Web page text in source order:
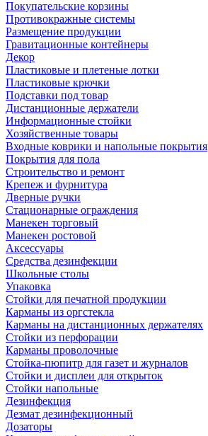
Покупательские корзины
Противокражные системы
Размещение продукции
Гравитационные контейнеры
Декор
Пластиковые и плетеные лотки
Пластиковые крючки
Подставки под товар
Дистанционные держатели
Информационные стойки
Хозяйственные товары
Входные коврики и напольные покрытия
Покрытия для пола
Строительство и ремонт
Крепеж и фурнитура
Дверные ручки
Стационарные ограждения
Манекен торговый
Манекен ростовой
Аксессуары
Средства дезинфекции
Школьные столы
Упаковка
Стойки для печатной продукции
Карманы из оргстекла
Карманы на дистанционных держателях
Стойки из перфорации
Карманы проволочные
Стойка-пюпитр для газет и журналов
Стойки и дисплеи для открыток
Стойки напольные
Дезинфекция
Дезмат дезинфекционный
Дозаторы